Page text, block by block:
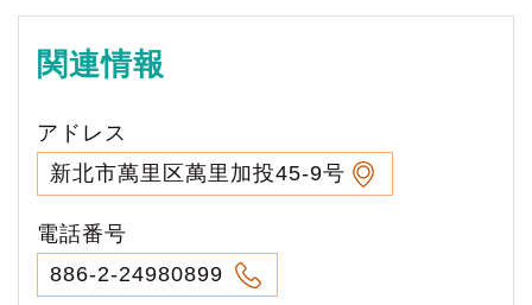
関連情報
アドレス
新北市萬里区萬里加投45-9号
電話番号
886-2-24980899